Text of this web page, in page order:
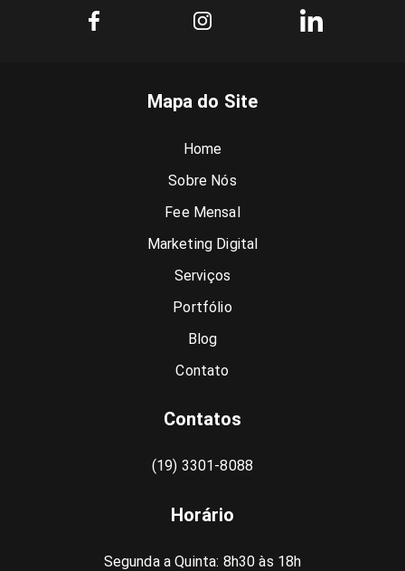
Mapa do Site
Home
Sobre Nós
Fee Mensal
Marketing Digital
Serviços
Portfólio
Blog
Contato
Contatos
(19) 3301-8088
Horário
Segunda a Quinta: 8h30 às 18h